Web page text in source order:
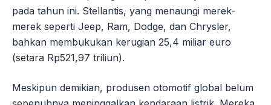
pada tahun ini. Stellantis, yang menaungi merek-
merek seperti Jeep, Ram, Dodge, dan Chrysler,
bahkan membukukan kerugian 25,4 miliar euro
(setara Rp521,97 triliun).
Meskipun demikian, produsen otomotif global belum